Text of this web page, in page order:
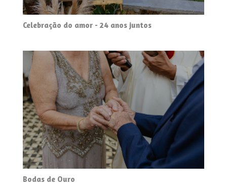
Celebração do amor - 24 anos juntos
Bodas de Ouro